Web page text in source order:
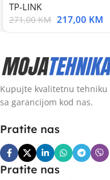
TP-LINK
271,00KM 217,00 KM
Kupujte kvalitetnu
sa garancijom kod nas.
Pratite nas
Pratite nas